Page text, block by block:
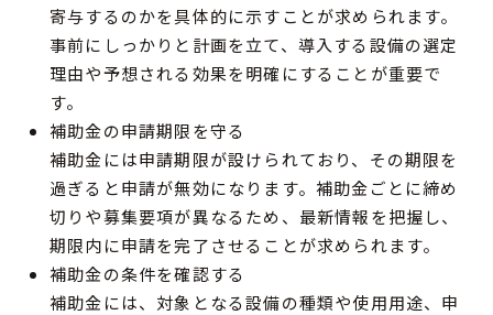
寄与するのかを具体的に示すことが求められます。
事前にしっかりと計画を立て、導入する設備の選定
理由や予想される効果を明確にすることが重要で
す。
補助金の申請期限を守る
補助金には申請期限が設けられており、その期限を
過ぎると申請が無効になります。補助金ごとに締め
切りや募集要項が異なるため、最新情報を把握し、
期限内に申請を完了させることが求められます。
補助金の条件を確認する
補助金には、対象となる設備の種類や使用用途、申